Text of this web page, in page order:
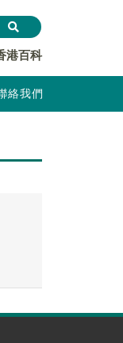
港百科
絡我們